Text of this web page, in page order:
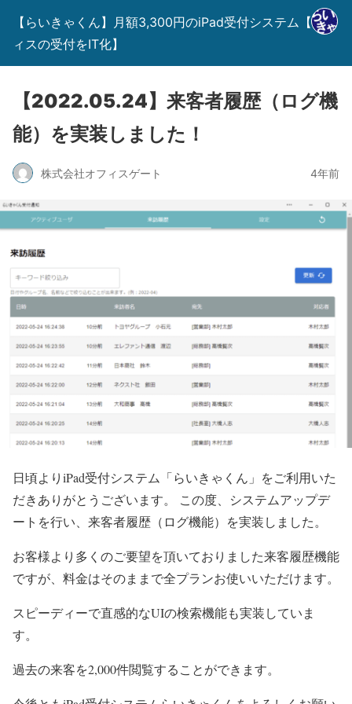
【らいきゃくん】月額3,300円のiPad受付システム【オフ
ィスの受付をIT化】
【2022.05.24】来客者履歴（ログ機
能）を実装しました！
株式会社オフィスゲート 4年前
日頃よりiPad受付システム「らいきゃくん」をご利用いた
だきありがとうございます。 この度、システムアップデ
ートを行い、来客者履歴（ログ機能）を実装しました。
お客様より多くのご要望を頂いておりました来客履歴機能
ですが、料金はそのままで全プランお使いいただけます。
スピーディーで直感的なUIの検索機能も実装していま
す。
過去の来客を2,000件閲覧することができます。